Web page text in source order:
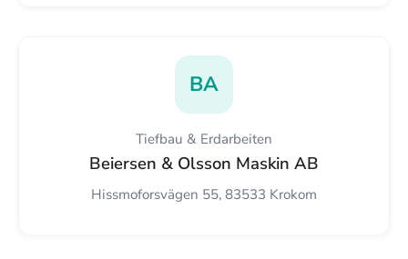
BA
Tiefbau & Erdarbeiten
Beiersen & Olsson Maskin AB
Hissmoforsvägen 55, 83533 Krokom